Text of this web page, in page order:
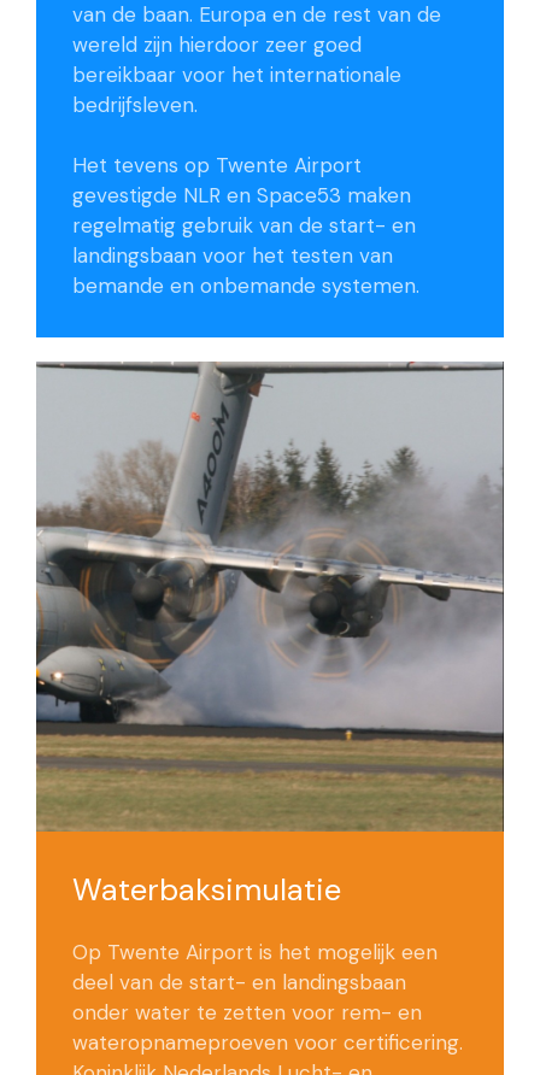
van de baan. Europa en de rest van de
wereld zijn hierdoor zeer goed
bereikbaar voor het internationale
bedrijfsleven.
Het tevens op Twente Airport
gevestigde NLR en Space53 maken
regelmatig gebruik van de start- en
landingsbaan voor het testen van
bemande en onbemande systemen.
Waterbaksimulatie
Op Twente Airport is het mogelijk een
deel van de start- en landingsbaan
onder water te zetten voor rem- en
wateropnameproeven voor certificering.